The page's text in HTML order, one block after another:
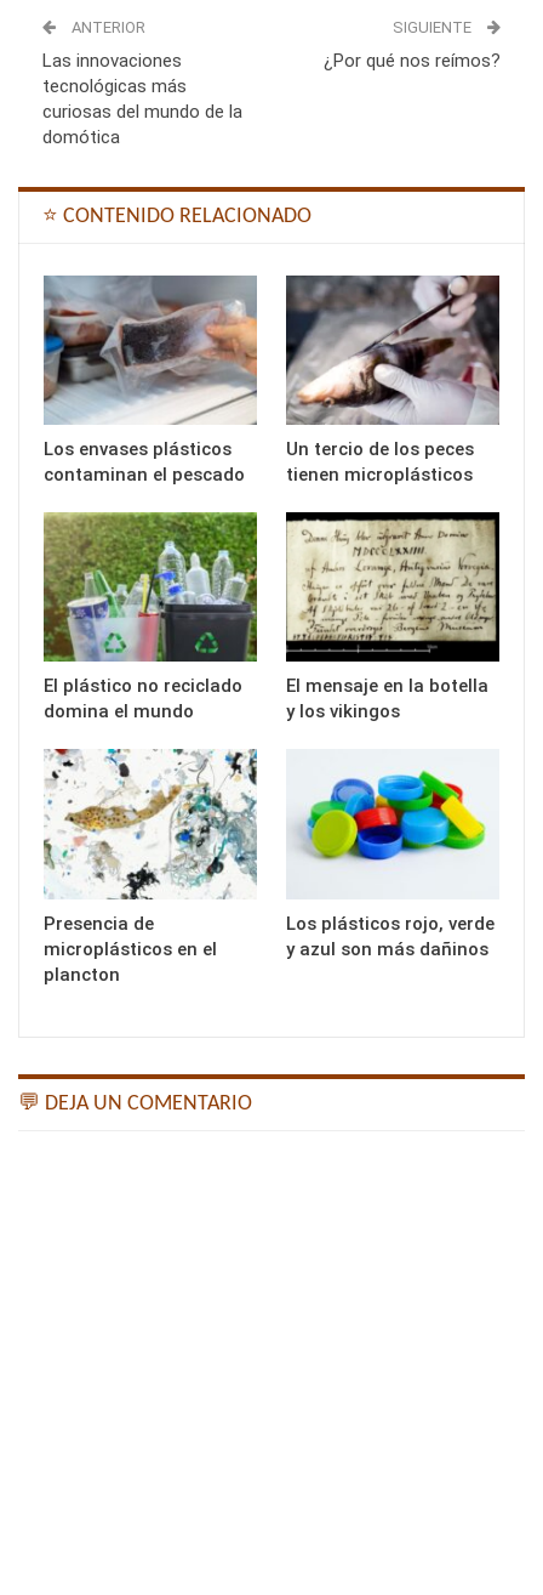
ANTERIOR
Las innovaciones
tecnológicas más
curiosas del mundo de la
domótica
SIGUIENTE
¿Por qué nos reímos?
⭐ CONTENIDO RELACIONADO
Los envases plásticos
contaminan el pescado
Un tercio de los peces
tienen microplásticos
El plástico no reciclado
domina el mundo
El mensaje en la botella
y los vikingos
Presencia de
microplásticos en el
plancton
Los plásticos rojo, verde
y azul son más dañinos
💬 DEJA UN COMENTARIO